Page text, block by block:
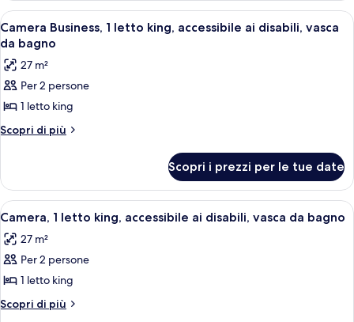
ai
disabili,
per
soggetti
allergici
letto
king,
accessibile
disabili,
per
allergici
Apri
tutte
le
foto
per
Camera
Business,
king,
accessibile
ai
disabili,
vasca
da
Un terminal aeroportuale con
8
Camera Business, 1 letto king, accessibile ai disabili, vasca
da bagno
27 m²
Per 2 persone
1 letto king
Scopri di più
Altri
Business,
letto
accessibile
ai
vasca
da
bagno
Scopri i prezzi per le tue date
Apri
tutte
le
foto
per
Camera,
Una camera d'albergo con un letto,
7
Camera, 1 letto king, accessibile ai disabili, vasca da bagno
27 m²
Per 2 persone
1 letto king
Scopri di più
Altri